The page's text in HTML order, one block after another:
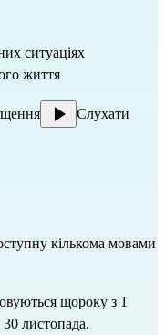
ситуаціях
життя
Слухати
кількома мовами
щороку з 1
30 листопада.